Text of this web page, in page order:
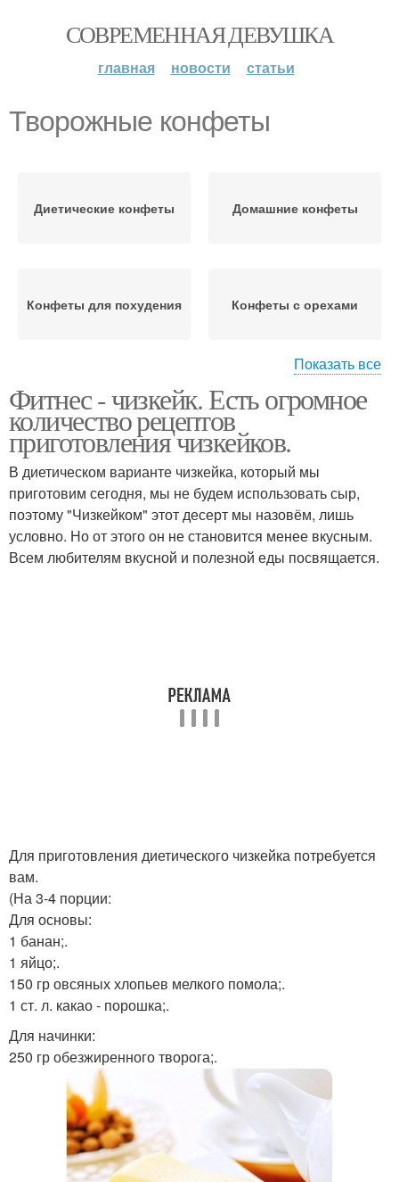
СОВРЕМЕННАЯ ДЕВУШКА
главная новости статьи
Творожные конфеты
Диетические конфеты Домашние конфеты
Конфеты для похудения Конфеты с орехами
молока
Шоколадные конфеты
Конфеты из кокосовой
стружки
Конфеты из творога
Показать все
Фитнес - чизкейк. Есть огромное
количество рецептов
приготовления чизкейков.
В диетическом варианте чизкейка, который мы
приготовим сегодня, мы не будем использовать сыр,
поэтому "Чизкейком" этот десерт мы назовём, лишь
условно. Но от этого он не становится менее вкусным.
Всем любителям вкусной и полезной еды посвящается.
Для приготовления диетического чизкейка потребуется
вам.
(На 3-4 порции:
Для основы:
1 банан;.
1 яйцо;.
150 гр овсяных хлопьев мелкого помола;.
1 ст. л. какао - порошка;.
Для начинки:
250 гр обезжиренного творога;.